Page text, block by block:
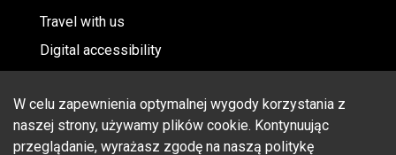
W celu zapewnienia optymalnej wygody korzystania z
naszej strony, używamy plików cookie. Kontynuując
przeglądanie, wyrażasz zgodę na naszą politykę
Travel with us
Digital accessibility
Personal Data Protection Officer